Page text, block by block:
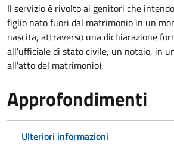
Il servizio è rivolto ai genitori che
figlio nato fuori dal matrimonio in un
nascita, attraverso una dichiarazione
all'ufficiale di stato civile, un notaio, in
all'atto del matrimonio).
Approfondimenti
Ulteriori informazioni